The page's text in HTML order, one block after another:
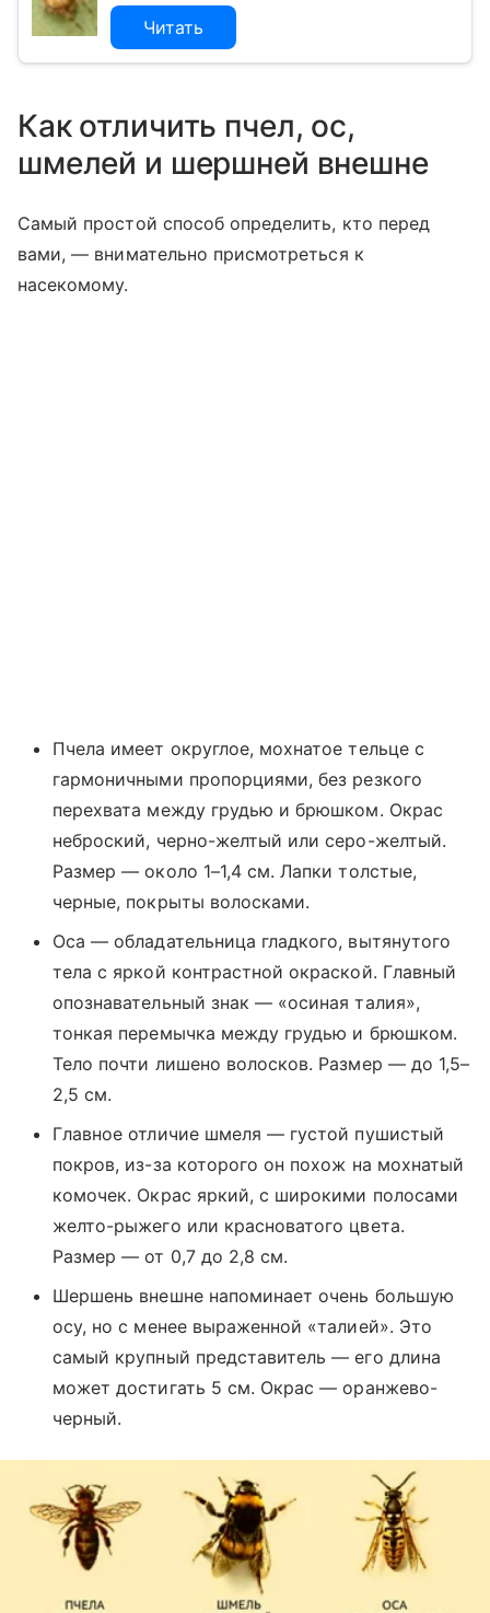
Читать
Как отличить пчел, ос,
шмелей и шершней внешне
Самый простой способ определить, кто перед
вами, — внимательно присмотреться к
насекомому.
Пчела имеет округлое, мохнатое тельце с
гармоничными пропорциями, без резкого
перехвата между грудью и брюшком. Окрас
неброский, черно-желтый или серо-желтый.
Размер — около 1–1,4 см. Лапки толстые,
черные, покрыты волосками.
Оса — обладательница гладкого, вытянутого
тела с яркой контрастной окраской. Главный
опознавательный знак — «осиная талия»,
тонкая перемычка между грудью и брюшком.
Тело почти лишено волосков. Размер — до 1,5–
2,5 см.
Главное отличие шмеля — густой пушистый
покров, из-за которого он похож на мохнатый
комочек. Окрас яркий, с широкими полосами
желто-рыжего или красноватого цвета.
Размер — от 0,7 до 2,8 см.
Шершень внешне напоминает очень большую
осу, но с менее выраженной «талией». Это
самый крупный представитель — его длина
может достигать 5 см. Окрас — оранжево-
черный.